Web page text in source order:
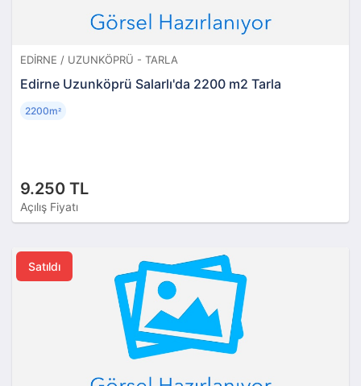
EDIRNE / UZUNKÖPRÜ - TARLA
Edirne Uzunköprü Salarlı'da 2200 m2 Tarla
9.250 TL
Açılış Fiyatı
2200m²
Satıldı